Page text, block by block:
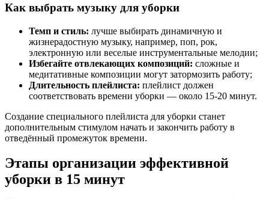
Как выбрать музыку для уборки
Темп и стиль: лучше выбирать динамичную и
жизнерадостную музыку, например, поп, рок,
электронную или веселые инструментальные мелодии;
Избегайте отвлекающих композиций: сложные и
медитативные композиции могут затормозить работу;
Длительность плейлиста: плейлист должен
соответствовать времени уборки — около 15-20 минут.
Создание специального плейлиста для уборки станет
дополнительным стимулом начать и закончить работу в
отведённый промежуток времени.
Этапы организации эффективной
уборки в 15 минут